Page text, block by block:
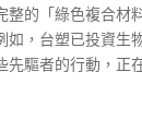
的「綠色複合
，台塑已投資
驅者的行動，